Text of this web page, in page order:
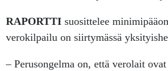
RAPORTTIsuosittelee
verokilpailu on siirtymässä
– Perusongelma on, että verolait